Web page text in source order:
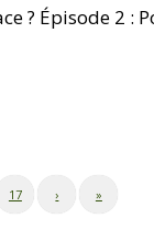
? Épisode 2 :
17 › »